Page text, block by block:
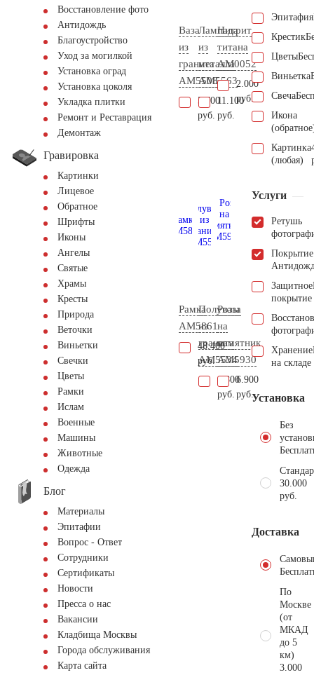
Восстановление фото
Антидождь
Благоустройство
Уход за могилкой
Установка оград
Установка цоколя
Укладка плитки
Ремонт и Реставрация
Демонтаж
Гравировка
Картинки
Лицевое
Обратное
Шрифты
Иконы
Ангелы
Святые
Храмы
Кресты
Природа
Веточки
Виньетки
Свечки
Цветы
Рамки
Ислам
Военные
Машины
Животные
Одежда
Блог
Материалы
Эпитафии
Вопрос - Ответ
Сотрудники
Сертификаты
Новости
Пресса о нас
Вакансии
Кладбища Москвы
Города обслуживания
Карта сайта
Ваза
из
гранита
AM5508
5.700
руб.
Лампада
из
металла
AM5563
11.100
руб.
Нитрит
титана
AM0052
2.000
руб.
Рамка
AM5861
48.400
руб.
Полуваза
из
гранита
AM5534
4.800
руб.
Розы
на
памятник
AM5930
6.900
руб.
Эпитафия
Крестик
Цветы
Виньетка
Свеча
Икона
Картинка
(любая)
Услуги
Ретушь
Покрытие
Защитное
покрытие
Хранение
на складе
Установка
Без
30.000
руб.
Доставка
По
Москве
(от
МКАД
до 5
км)
3.000